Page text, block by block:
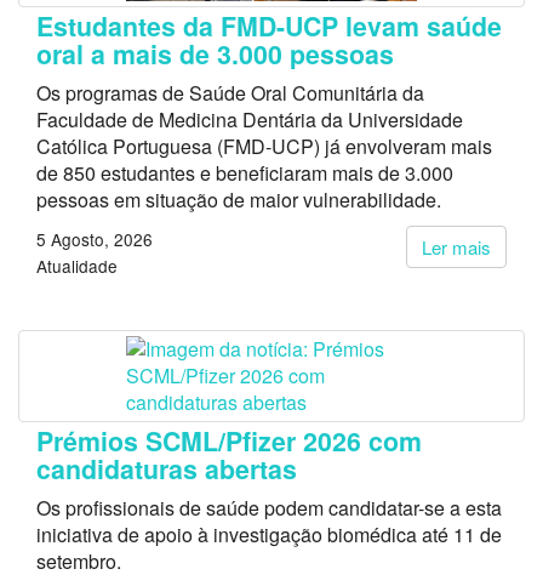
Estudantes da FMD-UCP levam saúde
oral a mais de 3.000 pessoas
Os programas de Saúde Oral Comunitária da
Faculdade de Medicina Dentária da Universidade
Católica Portuguesa (FMD-UCP) já envolveram mais
de 850 estudantes e beneficiaram mais de 3.000
pessoas em situação de maior vulnerabilidade.
Ler mais
5 Agosto, 2026
Atualidade
Prémios SCML/Pfizer 2026 com
candidaturas abertas
Os profissionais de saúde podem candidatar-se a esta
iniciativa de apoio à investigação biomédica até 11 de
setembro.